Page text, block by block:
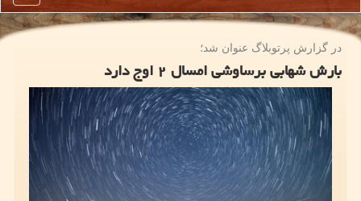
در گزارش پرتوبلاگ عنوان شد؛
بارش شهابی برساوشی امسال ۲ اوج دارد